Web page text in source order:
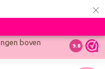
×
boven
Ontdek
9.8